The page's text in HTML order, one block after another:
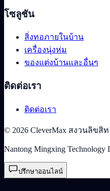
โซลูชัน
สิ่งทอภายในบ้าน
เครื่องนุ่งห่ม
ของแต่งบ้านและอื่นๆ
ติดต่อเรา
ติดต่อเรา
© 2026 CleverMax สงวนลิขสิ
Nantong Mingxing Technology
ปรึกษาออนไลน์